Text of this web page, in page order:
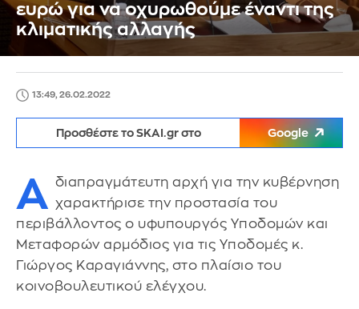
ευρώ για να οχυρωθούμε έναντι της
κλιματικής αλλαγής
13:49, 26.02.2022
Προσθέστε το SKAI.gr στο Google
Α διαπραγμάτευτη αρχή για την κυβέρνηση
χαρακτήρισε την προστασία του
περιβάλλοντος ο υφυπουργός Υποδομών και
Μεταφορών αρμόδιος για τις Υποδομές κ.
Γιώργος Καραγιάννης, στο πλαίσιο του
κοινοβουλευτικού ελέγχου.